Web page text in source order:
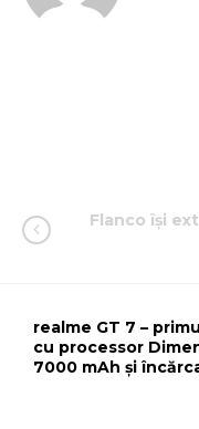
Flanco își
realme GT 7 –
cu processor
7000 mAh și